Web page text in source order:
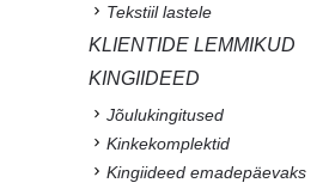
Tekstiil lastele
KLIENTIDE LEMMIKUD
KINGIIDEED
Jõulukingitused
Kinkekomplektid
Kingiideed emadepäevaks